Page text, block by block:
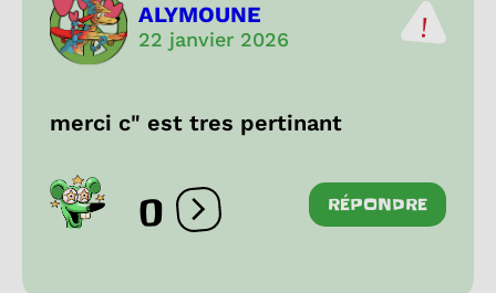
ALYMOUNE
22 janvier 2026
merci c" est tres pertinant
0 Ouvrir les réactions
RÉPONDRE